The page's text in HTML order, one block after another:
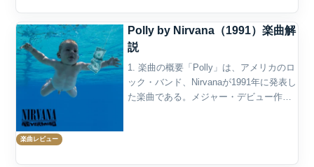
楽曲レビュー
Polly by Nirvana（1991）楽曲解
説
1. 楽曲の概要「Polly」は、アメリカのロ
ック・バンド、Nirvanaが1991年に発表し
た楽曲である。メジャー・デビュー作で